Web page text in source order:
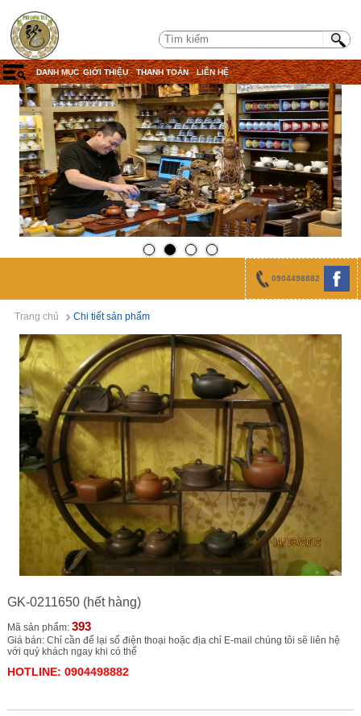
DANH MỤC GIỚI THIỆU THANH TOÁN LIÊN HỆ
0904498882
Trang chủ Chi tiết sản phẩm
GK-0211650 (hết hàng)
Mã sản phẩm: 393
Giá bán: Chỉ cần để lại số điện thoại hoặc địa chỉ E-mail chúng tôi sẽ liên hệ
với quý khách ngay khi có thể
HOTLINE: 0904498882